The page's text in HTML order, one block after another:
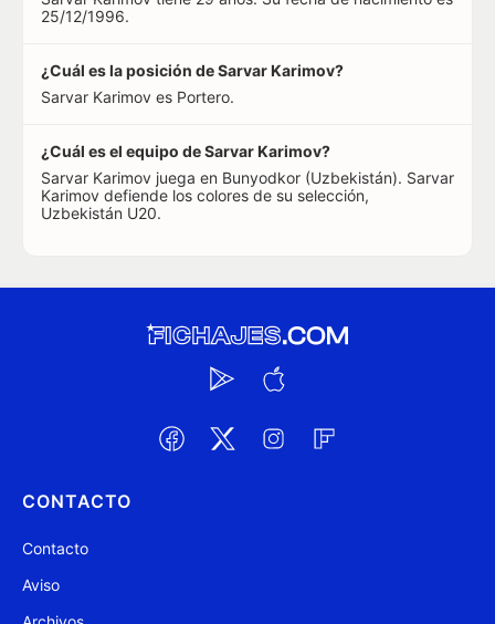
25/12/1996.
¿Cuál es la posición de Sarvar Karimov?
Sarvar Karimov es Portero.
¿Cuál es el equipo de Sarvar Karimov?
Sarvar Karimov juega en Bunyodkor (Uzbekistán). Sarvar
Karimov defiende los colores de su selección,
Uzbekistán U20.
CONTACTO
Contacto
Aviso